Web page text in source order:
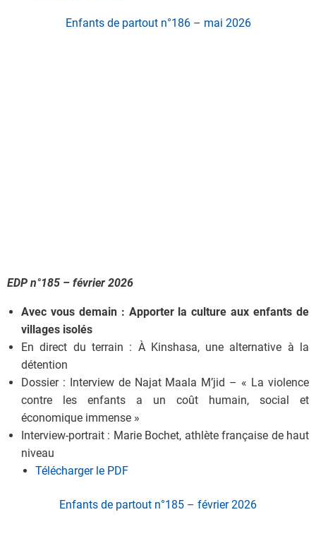
Enfants de partout n°186 – mai 2026
EDP n°185 – février 2026
Avec vous demain : Apporter la culture aux enfants de
villages isolés
En direct du terrain : À Kinshasa, une alternative à la
détention
Dossier : Interview de Najat Maala M’jid – « La violence
contre les enfants a un coût humain, social et
économique immense »
Interview-portrait : Marie Bochet, athlète française de haut
niveau
Télécharger le PDF
Enfants de partout n°185 – février 2026